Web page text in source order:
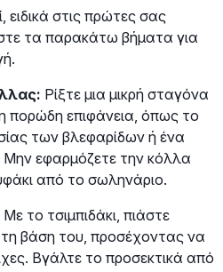
ειδικά στις πρώτες σας
τα παρακάτω βήματα για
Ρίξτε μια μικρή σταγόνα
πορώδη επιφάνεια, όπως το
των βλεφαρίδων ή ένα
εφαρμόζετε την κόλλα
από το σωληνάριο.
Με το τσιμπιδάκι, πιάστε
βάση του, προσέχοντας να
Βγάλτε το προσεκτικά από